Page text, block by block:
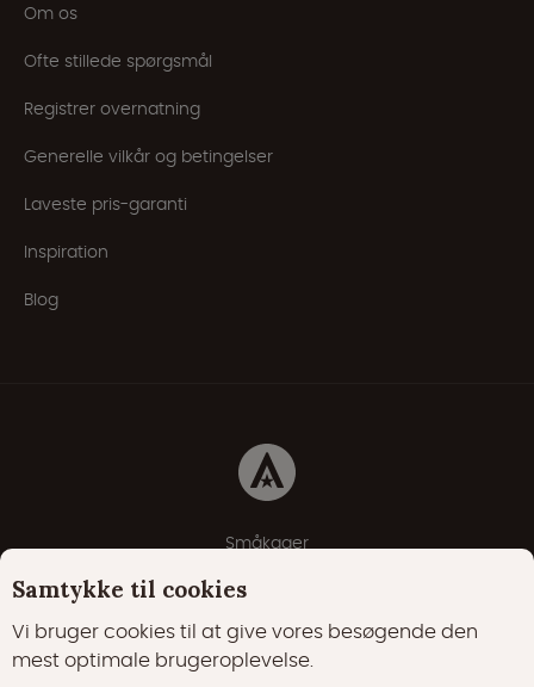
Om os
Ofte stillede spørgsmål
Registrer overnatning
Generelle vilkår og betingelser
Laveste pris-garanti
Inspiration
Blog
Småkager
Erklæring om beskyttelse af personlige oplysninger
Samtykke til cookies
Vi bruger cookies til at give vores besøgende den
mest optimale brugeroplevelse.